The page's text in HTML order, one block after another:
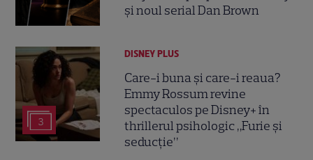
și noul serial Dan Brown
3
DISNEY PLUS
Care-i buna și care-i reaua?
Emmy Rossum revine
spectaculos pe Disney+ în
thrillerul psihologic „Furie și
seducție”